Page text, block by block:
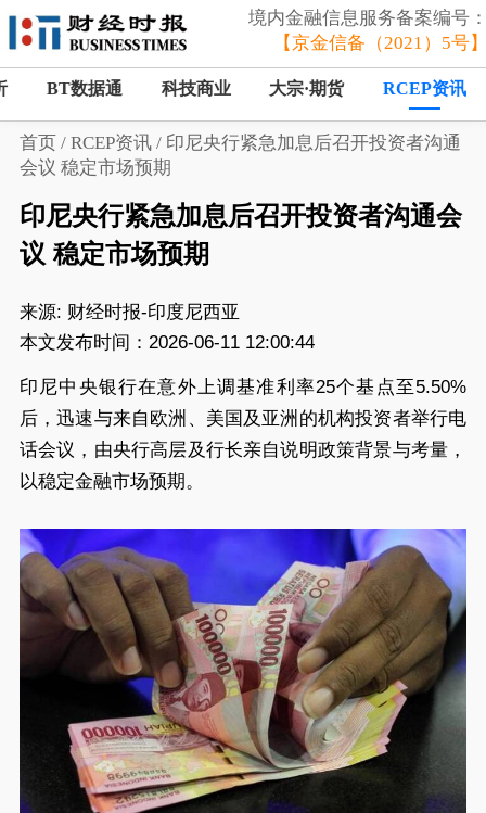
境内金融信息服务备案编号
【京金信备（2021）5号
BT数据通 科技商业 大宗·期货 RCEP资讯
首页/ RCEP资讯/ 印尼央行紧急加息后召开投资者沟通
会议 稳定市场预期
印尼央行紧急加息后召开投资者沟通会
议 稳定市场预期
来源: 财经时报-印度尼西亚
本文发布时间：2026-06-11 12:00:44
印尼中央银行在意外上调基准利率25个基点至5.50%
后，迅速与来自欧洲、美国及亚洲的机构投资者举行电
话会议，由央行高层及行长亲自说明政策背景与考量，
以稳定金融市场预期。